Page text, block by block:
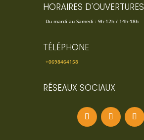
HORAIRES D'OUVERTURES
Du mardi au Samedi : 9h-12h / 14h-18h
TÉLÉPHONE
+0698464158
RÉSEAUX SOCIAUX